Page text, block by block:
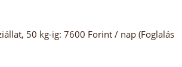
50 kg-ig: 7600 Forint / nap (Foglalás